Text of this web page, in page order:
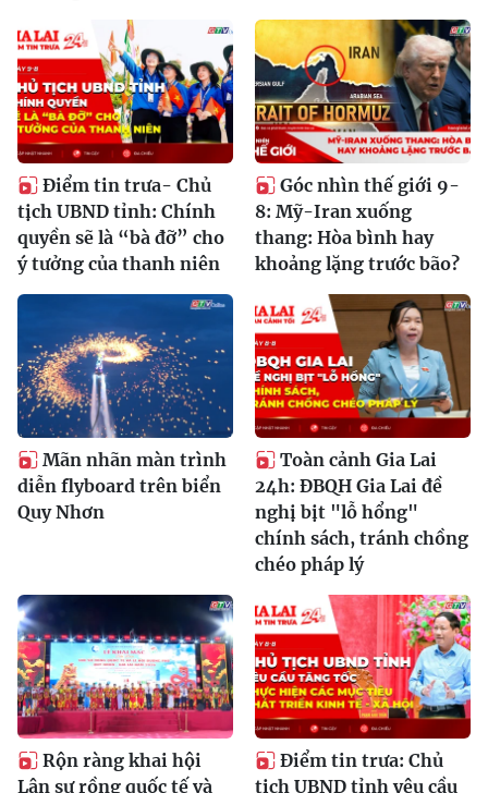
Điểm tin trưa- Chủ
tịch UBND tỉnh: Chính
quyền sẽ là “bà đỡ” cho
ý tưởng của thanh niên
Góc nhìn thế giới 9-
8: Mỹ-Iran xuống
thang: Hòa bình hay
khoảng lặng trước bão?
Mãn nhãn màn trình
diễn flyboard trên biển
Quy Nhơn
Toàn cảnh Gia Lai
24h: ĐBQH Gia Lai đề
nghị bịt "lỗ hổng"
chính sách, tránh chồng
chéo pháp lý
Rộn ràng khai hội
Lân sư rồng quốc tế và
Điểm tin trưa: Chủ
tịch UBND tỉnh yêu cầu